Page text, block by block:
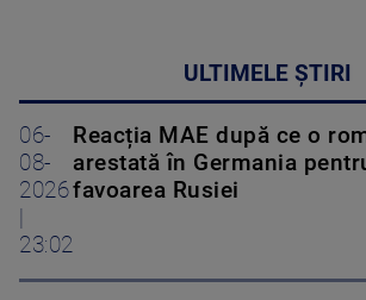
ULTIMELE ȘTIRI
06-
08-
2026
23:02
Reacția MAE după ce o
arestată în Germania
favoarea Rusiei